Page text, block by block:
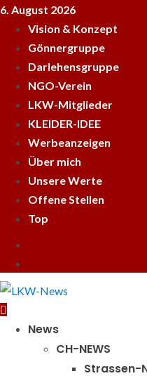
Skip
content
6. August 2026
Vision & Konzept
Gönnergruppe
Darlehensgruppe
NGO-Verein
LKW-Mitglieder
KLEIDER-IDEE
Werbeanzeigen
Über mich
Unsere Werte
Offene Stellen
Top
MenuNews
CH-NEWS
Strassen-